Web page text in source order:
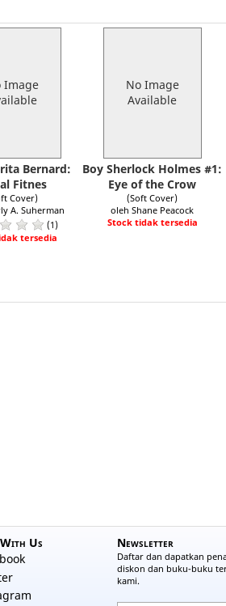
Image
Bernard:
Fitnes
Cover)
A. Suherman
(1)
tersedia
No Image
Available
Boy Sherlock Holmes #1:
Eye of the Crow
(Soft Cover)
oleh Shane Peacock
Stock tidak tersedia
Us
Newsletter
Daftar dan dapatkan
diskon dan buku-buku
kami.